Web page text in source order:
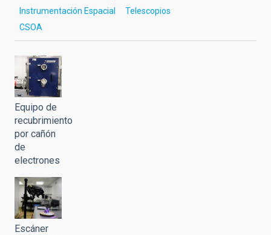
Instrumentación Espacial
Telescopios
CSOA
Equipo de
recubrimiento
por cañón
de
electrones
Escáner